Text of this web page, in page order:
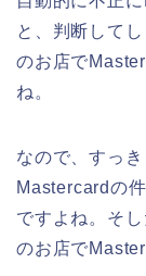
と、判断して
のお店で
ね。
なので、すっ
Mastercardの
ですよね。そ
のお店で